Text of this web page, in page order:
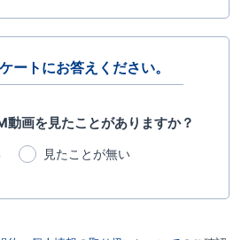
ートにお答えください。
画を見たことがありますか？
見たことが無い